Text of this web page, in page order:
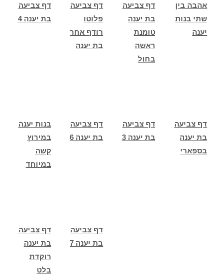
דף צביעה
בת יענה 4
דף צביעה
פלוטו
רודף אחר
בת יענה
דף צביעה
בת יענה
טומנת
ראשה
בחול
אהבה בין
שתי בנות
יענה
בנות יענה
במירוץ
קשה
במיוחד
דף צביעה
בת יענה 6
דף צביעה
בת יענה 3
דף צביעה
בת יענה
בספארי
דף צביעה
בת יענה
רוקדת
בלט
דף צביעה
בת יענה 7